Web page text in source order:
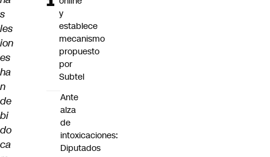
s
les
ion
es
ha
n
de
bi
do
ca
y
establece
mecanismo
propuesto
por
Subtel
Ante
alza
de
intoxicaciones:
Diputados